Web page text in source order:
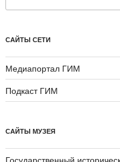
САЙТЫ СЕТИ
Медиапортал ГИМ
Подкаст ГИМ
САЙТЫ МУЗЕЯ